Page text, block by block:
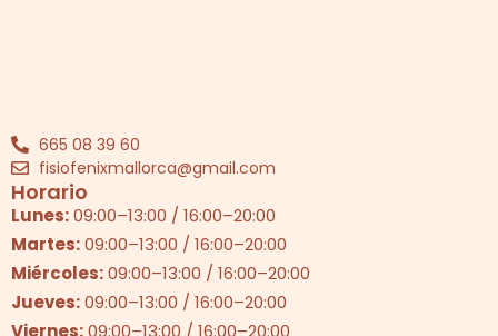
665 08 39 60
fisiofenixmallorca@gmail.com
Horario
Lunes:09:00–13:00 / 16:00–20:00
Martes:09:00–13:00 / 16:00–20:00
Miércoles:09:00–13:00 / 16:00–20:00
Jueves:09:00–13:00 / 16:00–20:00
Viernes:09:00–13:00 / 16:00–20:00